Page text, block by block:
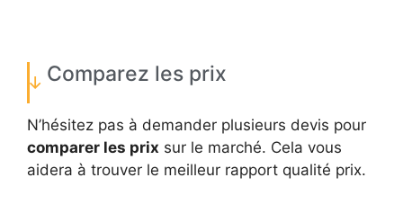
Comparez les prix
N’hésitez pas à demander plusieurs devis pour
comparer les prix sur le marché. Cela vous
aidera à trouver le meilleur rapport qualité prix.